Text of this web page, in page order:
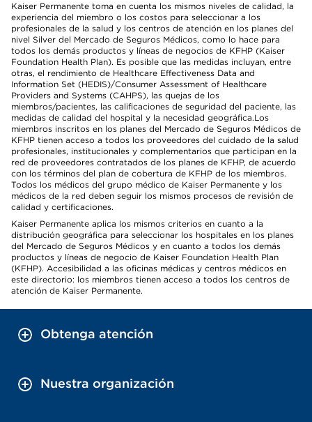
Kaiser Permanente toma en cuenta los mismos niveles de calidad, la
experiencia del miembro o los costos para seleccionar a los
profesionales de la salud y los centros de atención en los planes del
nivel Silver del Mercado de Seguros Médicos, como lo hace para
todos los demás productos y líneas de negocios de KFHP (Kaiser
Foundation Health Plan). Es posible que las medidas incluyan, entre
otras, el rendimiento de Healthcare Effectiveness Data and
Information Set (HEDIS)/Consumer Assessment of Healthcare
Providers and Systems (CAHPS), las quejas de los
miembros/pacientes, las calificaciones de seguridad del paciente, las
medidas de calidad del hospital y la necesidad geográfica.Los
miembros inscritos en los planes del Mercado de Seguros Médicos de
KFHP tienen acceso a todos los proveedores del cuidado de la salud
profesionales, institucionales y complementarios que participan en la
red de proveedores contratados de los planes de KFHP, de acuerdo
con los términos del plan de cobertura de KFHP de los miembros.
Todos los médicos del grupo médico de Kaiser Permanente y los
médicos de la red deben seguir los mismos procesos de revisión de
calidad y certificaciones.
Kaiser Permanente aplica los mismos criterios en cuanto a la
distribución geográfica para seleccionar los hospitales en los planes
del Mercado de Seguros Médicos y en cuanto a todos los demás
productos y líneas de negocio de Kaiser Foundation Health Plan
(KFHP). Accesibilidad a las oficinas médicas y centros médicos en
este directorio: los miembros tienen acceso a todos los centros de
atención de Kaiser Permanente.
Obtenga atención
Nuestra organización